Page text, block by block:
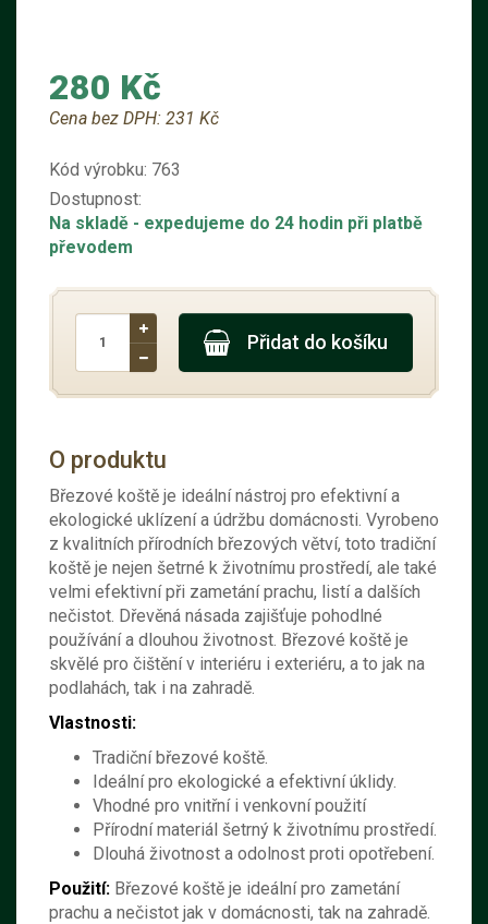
280 Kč
Cena bez DPH: 231 Kč
Kód výrobku: 763
Dostupnost:
Na skladě - expedujeme do 24 hodin při platbě
převodem
Přidat do košíku
O produktu
Březové koště je ideální nástroj pro efektivní a
ekologické uklízení a údržbu domácnosti. Vyrobeno
z kvalitních přírodních březových větví, toto tradiční
koště je nejen šetrné k životnímu prostředí, ale také
velmi efektivní při zametání prachu, listí a dalších
nečistot. Dřevěná násada zajišťuje pohodlné
používání a dlouhou životnost. Březové koště je
skvělé pro čištění v interiéru i exteriéru, a to jak na
podlahách, tak i na zahradě.
Vlastnosti:
Tradiční březové koště.
Ideální pro ekologické a efektivní úklidy.
Vhodné pro vnitřní i venkovní použití
Přírodní materiál šetrný k životnímu prostředí.
Dlouhá životnost a odolnost proti opotřebení.
Použití: Březové koště je ideální pro zametání
prachu a nečistot jak v domácnosti, tak na zahradě.